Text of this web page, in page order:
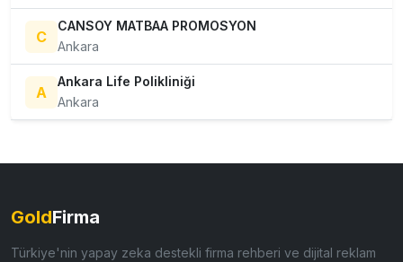
C
CANSOY MATBAA PROMOSYON
Ankara
A
Ankara Life Polikliniği
Ankara
GoldFirma
Türkiye'nin yapay zeka destekli firma rehberi ve dijital reklam